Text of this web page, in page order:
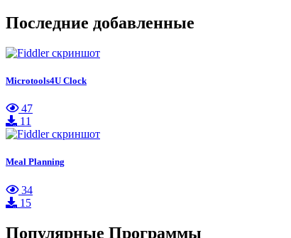
Последние добавленные
Microtools4U Clock
47
11
Meal Planning
34
15
Популярные Программы